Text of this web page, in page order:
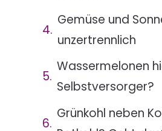
Gemüse und
unzertrennlich
Wassermelonen
Selbstversorger?
Grünkohl neben